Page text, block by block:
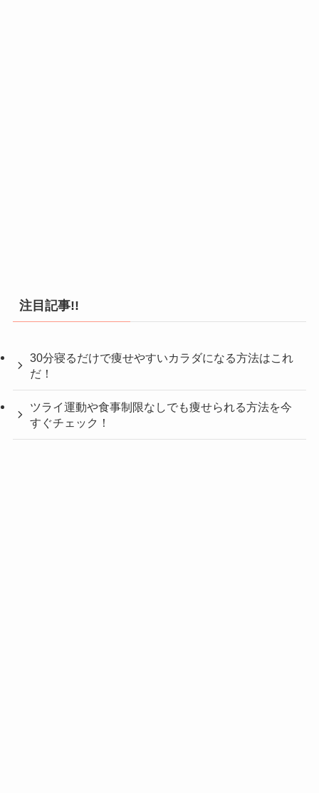
注目記事!!
30分寝るだけで痩せやすいカラダになる方法はこれ
だ！
ツライ運動や食事制限なしでも痩せられる方法を今
すぐチェック！